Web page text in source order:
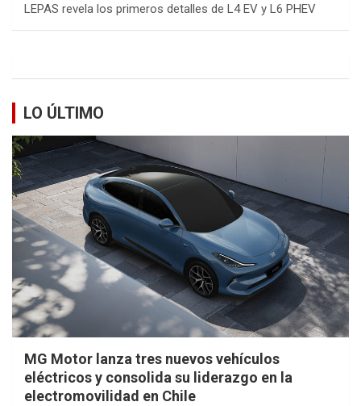
LEPAS revela los primeros detalles de L4 EV y L6 PHEV
LO ÚLTIMO
MG Motor lanza tres nuevos vehículos
eléctricos y consolida su liderazgo en la
electromovilidad en Chile